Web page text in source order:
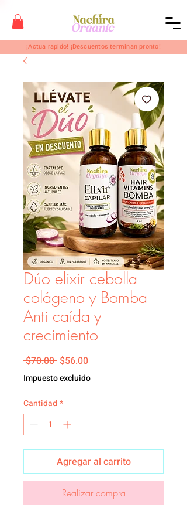
¡Actua rapido! ¡Descuentos terminan pronto!
Dúo elixir cebolla
colágeno y Bomba
Anti caída y
crecimiento
$70.00 Precio
$56.00Precio de oferta
Impuesto excluido
Cantidad *
Agregar al carrito
Realizar compra